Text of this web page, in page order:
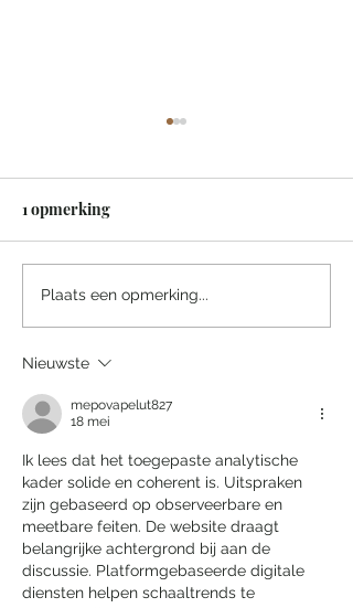
Een sprookjesachtige
nacht in het Efteling
Grand Hotel
1 opmerking
Plaats een opmerking...
Nieuwste
mepovapelut827
18 mei
Ik lees dat het toegepaste analytische
kader solide en coherent is. Uitspraken
zijn gebaseerd op observeerbare en
meetbare feiten. De website draagt
belangrijke achtergrond bij aan de
discussie. Platformgebaseerde digitale
diensten helpen schaaltrends te